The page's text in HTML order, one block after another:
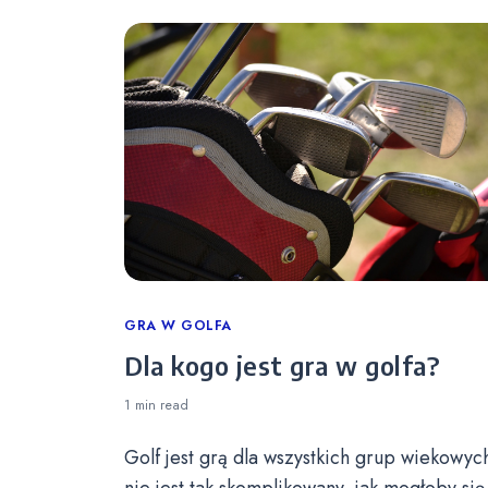
Categories
GRA W GOLFA
Dla kogo jest gra w golfa?
1 min read
Golf jest grą dla wszystkich grup